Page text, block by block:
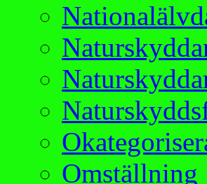
Omställning